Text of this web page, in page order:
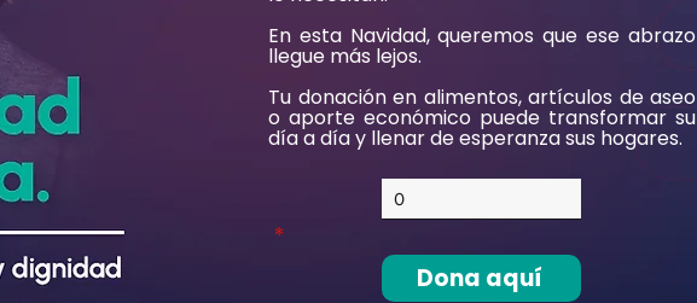
En esta Navidad, queremos que ese abrazo
llegue más lejos.
Tu donación en alimentos, artículos de aseo
o aporte económico puede transformar su
día a día y llenar de esperanza sus hogares.
*
Dona aquí